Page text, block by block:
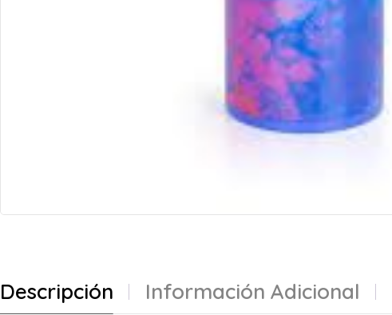
Descripción Información Adicional